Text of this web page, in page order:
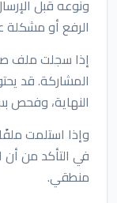
ونوعه قبل
الرفع أو مشكلة
إذا سجلت ملف
المشاركة. قد
النهاية، وفحص
وإذا استلمت
في التأكد من
منطقي.